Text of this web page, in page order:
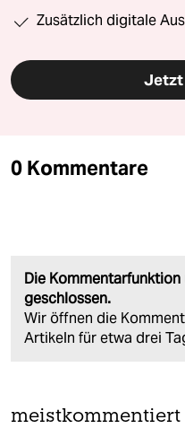
Zusätzlich digitale
Jetzt
0 Kommentare
Die
geschlossen.
Wir öffnen die
Artikeln für etwa drei
meistkommentiert